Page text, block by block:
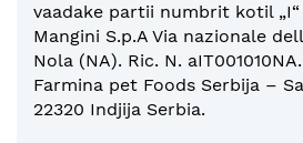
vaadake partii numbrit kotil
Mangini S.p.A Via nazionale
Nola (NA). Ric. N.
Farmina pet Foods Serbija –
22320 Indjija Serbia.